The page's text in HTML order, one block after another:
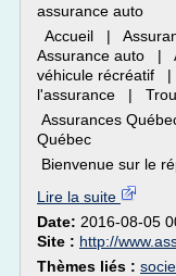
assurance auto
Accueil |
Assurance auto |
véhicule récréatif
l'assurance |
Assurances
Québec
Bienvenue sur le
Lire la suite
Date: 2016-08-05
Site : http://
Thèmes liés :